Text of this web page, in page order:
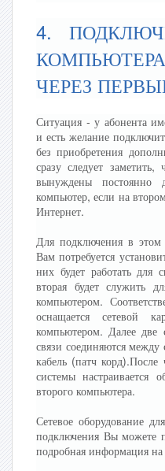
4.
ЧЕРЕЗ
Ситуация - у абонента
и есть желание
без приобретения
сразу следует
вынуждены постоянно
компьютер, если на
Интернет.
Для подключения в
Вам потребуется
них будет работать для
вторая будет служить
компьютером.
оснащается сетевой
компьютером. Далее две
связи соединяются между
кабель (патч корд).После
системы
второго компьютера.
Сетевое оборудование
подключения Вы можете
подробная информация на